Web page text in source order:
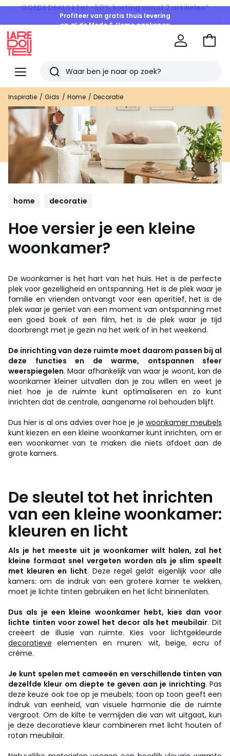
Profiteer van gratis thuis levering
op al de Mode & Home aankopen
Menu
Redoute
Zoeken
Laatst
bekeken
artikelen
Naar
Inspiratie Gids Home Decoratie
home decoratie
Hoe versier je een kleine
woonkamer?
De woonkamer is het hart van het huis. Het is de perfecte
plek voor gezelligheid en ontspanning. Het is de plek waar je
familie en vrienden ontvangt voor een aperitief, het is de
plek waar je geniet van een moment van ontspanning met
een goed boek of een film, het is de plek waar je tijd
doorbrengt met je gezin na het werk of in het weekend.
De inrichting van deze ruimte moet daarom passen bij al
deze functies en de warme, ontspannen sfeer
weerspiegelen. Maar afhankelijk van waar je woont, kan de
woonkamer kleiner uitvallen dan je zou willen en weet je
niet hoe je de ruimte kunt optimaliseren en zo kunt
inrichten dat de centrale, aangename rol behouden blijft.
Dus hier is al ons advies over hoe je je woonkamer meubels
kunt kiezen en een kleine woonkamer kunt inrichten, om er
een woonkamer van te maken die niets afdoet aan de
grote kamers.
De sleutel tot het inrichten
van een kleine woonkamer:
kleuren en licht
Als je het meeste uit je woonkamer wilt halen, zal het
kleine formaat snel vergeten worden als je slim speelt
met kleuren en licht. Deze regel geldt eigenlijk voor alle
kamers: om de indruk van een grotere kamer te wekken,
moet je lichte tinten gebruiken en het licht binnenlaten.
Dus als je een kleine woonkamer hebt, kies dan voor
lichte tinten voor zowel het decor als het meubilair. Dit
creëert de illusie van ruimte. Kies voor lichtgekleurde
decoratieve elementen en muren: wit, beige, ecru of
crème.
Je kunt spelen met cameeën en verschillende tinten van
dezelfde kleur om diepte te geven aan je inrichting. Pas
deze keuze ook toe op je meubels; toon op toon geeft een
indruk van eenheid, van visuele harmonie die de ruimte
vergroot. Om de kilte te vermijden die van wit uitgaat, kun
je deze decoratieve kleur combineren met licht houten of
rotan meubilair.